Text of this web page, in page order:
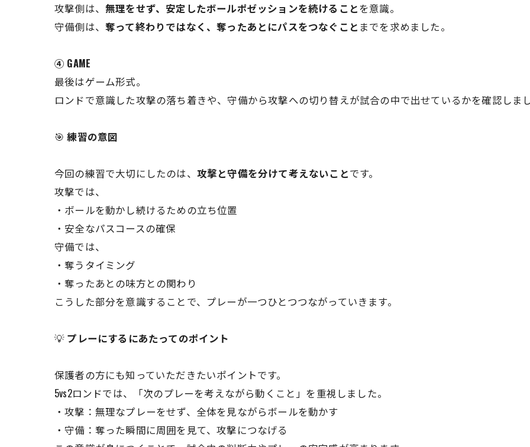
攻撃側は、 無理をせず、安定したボールポゼッションを続けることを意識。
守備側は、 奪って終わりではなく、奪ったあとにパスをつなぐこと までを求めました。
④ GAME
最後はゲーム形式。
ロンドで意識した攻撃の落ち着きや、守備から攻撃への切り替えが試合の中で出せているかを確認しま
🎯 練習の意図
今回の練習で大切にしたのは、 攻撃と守備を分けて考えないことです。
攻撃では、
・ボールを動かし続けるための立ち位置
・安全なパスコースの確保
守備では、
・奪うタイミング
・奪ったあとの味方との関わり
こうした部分を意識することで、プレーが一つひとつつながっていきます。
💡 プレーにするにあたってのポイント
保護者の方にも知っていただきたいポイントです。
5vs2ロンドでは、「次のプレーを考えながら動くこと」を重視しました。
・攻撃：無理なプレーをせず、全体を見ながらボールを動かす
・守備：奪った瞬間に周囲を見て、攻撃につなげる